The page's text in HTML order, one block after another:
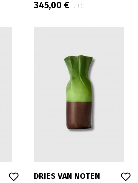
345,00 € TTC
DRIES VAN NOTEN